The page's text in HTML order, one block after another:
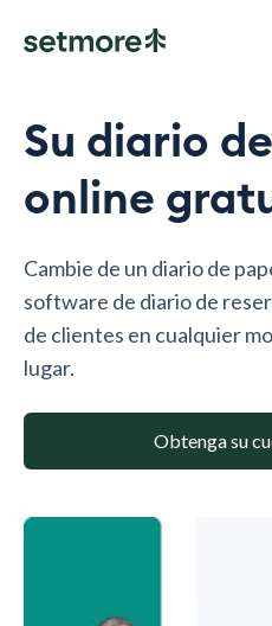
Su diario
online
Cambie de un diario de
software de diario de
de clientes en cualquier
lugar.
Obtenga su